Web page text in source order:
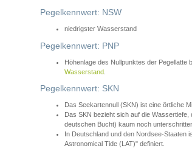
Pegelkennwert: NSW
niedrigster Wasserstand
Pegelkennwert: PNP
Höhenlage des Nullpunktes der Pegellatte
Wasserstand
Pegelkennwert: SKN
Das Seekartennull (SKN) ist eine örtliche
Das SKN bezieht sich auf die
deutschen Bucht) kaum noch
In Deutschland und den Nordsee-
Astronomical Tide (LAT)" definiert.